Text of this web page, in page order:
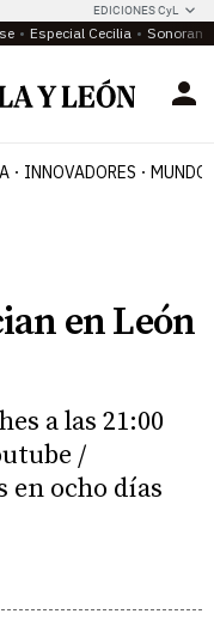
EDICIONES CyL
Especial Cecilia
INNOVADORES MUNDO
en León
a las 21:00
/
en ocho días